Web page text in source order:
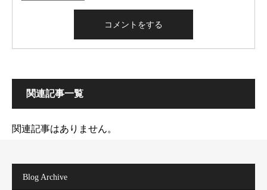
関連記事一覧
関連記事はありません。
Blog Archive